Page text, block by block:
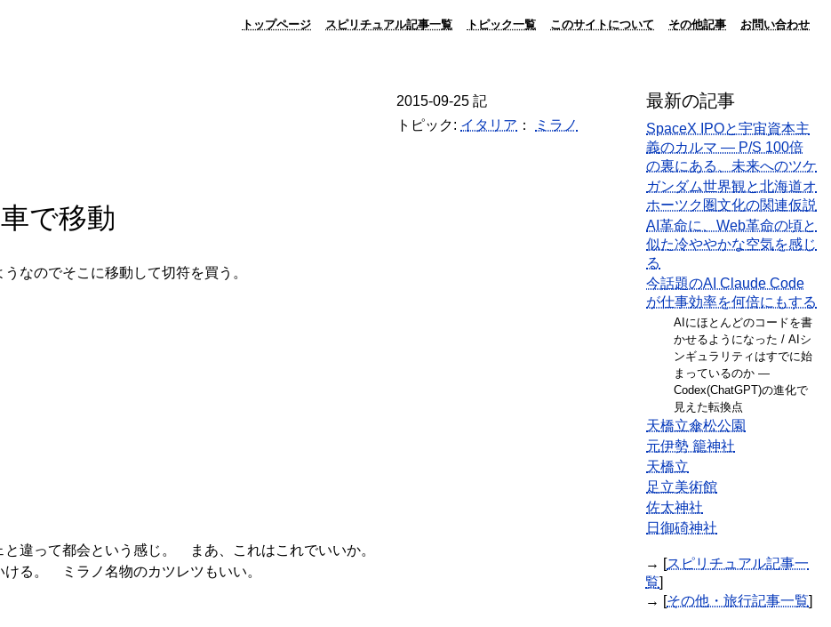
トップページ スピリチュアル記事一覧 トピック一覧 このサイトについて その他記事 お問い合わせ
2015-09-25 記
トピック: イタリア ： ミラノ
で移動
なのでそこに移動して切符を買う。
違って都会という感じ。 まあ、これはこれでいいか。
る。 ミラノ名物のカツレツもいい。
最新の記事
SpaceX IPOと宇宙資本主
義のカルマ — P/S 100倍
の裏にある、未来へのツケ
ガンダム世界観と北海道オ
ホーツク圏文化の関連仮説
AI革命に、Web革命の頃と
似た冷ややかな空気を感じ
る
今話題のAI Claude Code
が仕事効率を何倍にもする
AIにほとんどのコードを書
かせるようになった / AIシ
ンギュラリティはすでに始
まっているのか ―
Codex(ChatGPT)の進化で
見えた転換点
天橋立傘松公園
元伊勢 籠神社
天橋立
足立美術館
佐太神社
日御碕神社
→ [スピリチュアル記事一
覧]
→ [その他・旅行記事一覧]